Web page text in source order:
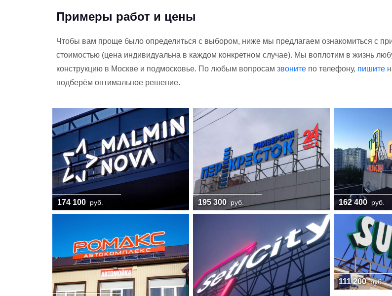
Примеры работ и цены
Чтобы вам проще было определиться с выбором, ниже мы предлагаем ознакомиться с
стоимостью (цена индивидуальна в каждом конкретном случае). Мы воплотим в жизнь
конструкцию в Москве и подмосковье. По любым вопросам звоните по телефону, пишите
подберём оптимальное решение.
174 100 руб. 195 300 руб. 162 400 руб.
111 200 руб.